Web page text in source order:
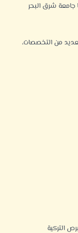
شرق البحر
من التخصصات،
التركية